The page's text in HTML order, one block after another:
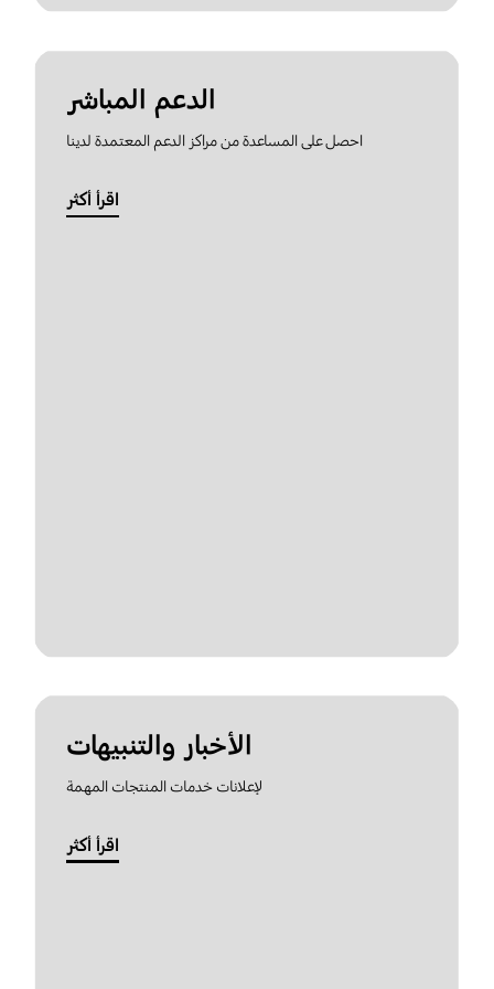
الدعم المباشر
احصل على المساعدة من مراكز الدعم المعتمدة لدينا
اقرأ أكثر
الأخبار والتنبيهات
لإعلانات خدمات المنتجات المهمة
اقرأ أكثر